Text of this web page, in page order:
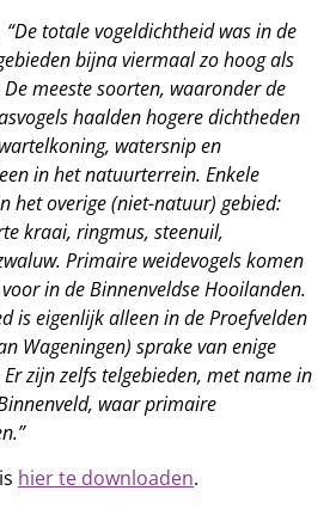
“De totale vogeldichtheid was in de
bijna viermaal zo hoog als
meeste soorten, waaronder de
haalden hogere dichtheden
watersnip en
in het natuurterrein. Enkele
het overige (niet-natuur) gebied:
kraai, ringmus, steenuil,
Primaire weidevogels komen
in de Binnenveldse Hooilanden.
is eigenlijk alleen in de Proefvelden
Wageningen) sprake van enige
zijn zelfs telgebieden, met name in
waar primaire
hier te downloaden.